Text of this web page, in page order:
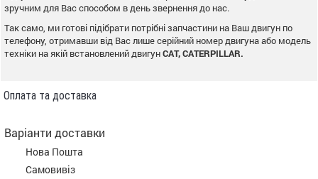
зручним для Вас способом в день звернення до нас.
Так само, ми готові підібрати потрібні запчастини на Ваш двигун по
телефону, отримавши від Вас лише серійний номер двигуна або модель
техніки на якій встановлений двигунCAT, CATERPILLAR.
Оплата та доставка
Варіанти доставки
Нова Пошта
Самовивіз